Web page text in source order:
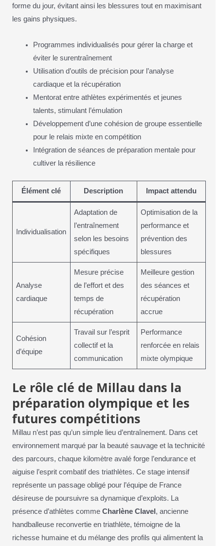
forme du jour, évitant ainsi les blessures tout en maximisant
les gains physiques.
Programmes individualisés pour gérer la charge et
éviter le surentraînement
Utilisation d’outils de précision pour l’analyse
cardiaque et la récupération
Mentorat entre athlètes expérimentés et jeunes
talents, stimulant l’émulation
Développement d’une cohésion de groupe essentielle
pour le relais mixte en compétition
Intégration de séances de préparation mentale pour
cultiver la résilience
Élément clé Description Impact attendu
Individualisation
Adaptation de
l’entraînement
selon les besoins
spécifiques
Optimisation de la
performance et
prévention des
blessures
Analyse
cardiaque
Mesure précise
de l’effort et des
temps de
récupération
Meilleure gestion
des séances et
récupération
accrue
Cohésion
d’équipe
Travail sur l’esprit
collectif et la
communication
Performance
renforcée en relais
mixte olympique
Le rôle clé de Millau dans la
préparation olympique et les
futures compétitions
Millau n’est pas qu’un simple lieu d’entraînement. Dans cet
environnement marqué par la beauté sauvage et la technicité
des parcours, chaque kilomètre avalé forge l’endurance et
aiguise l’esprit combatif des triathlètes. Ce stage intensif
représente un passage obligé pour l’équipe de France
désireuse de poursuivre sa dynamique d’exploits. La
présence d’athlètes comme Charlène Clavel , ancienne
handballeuse reconvertie en triathlète, témoigne de la
richesse humaine et du mélange des profils qui alimentent la